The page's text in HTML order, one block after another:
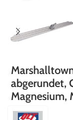
abgerundet,
Magnesium,